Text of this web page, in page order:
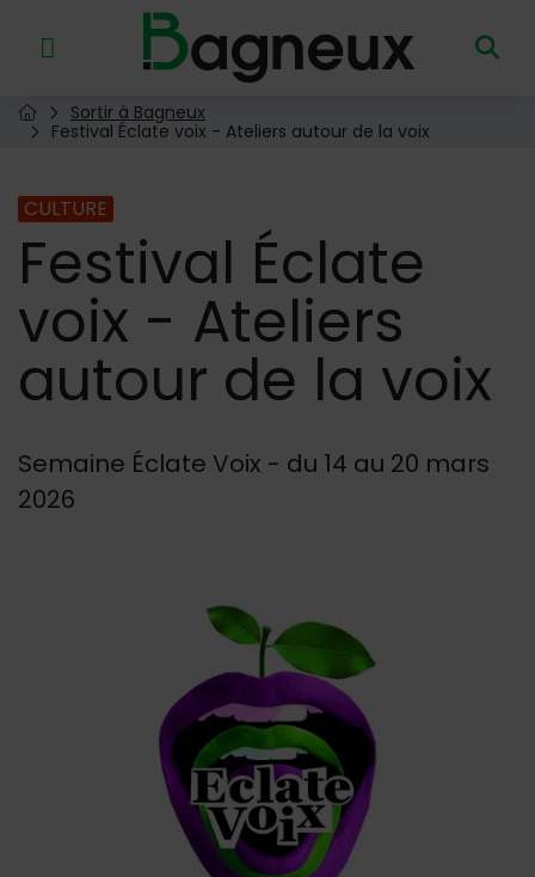
Menu de raccourcis
Retour à l'accueil
Page d'accueil du site
Sortir à Bagneux
Festival Éclate voix - Ateliers autour de la voix
CULTURE
Festival Éclate
voix - Ateliers
autour de la voix
Semaine Éclate Voix - du 14 au 20 mars
2026